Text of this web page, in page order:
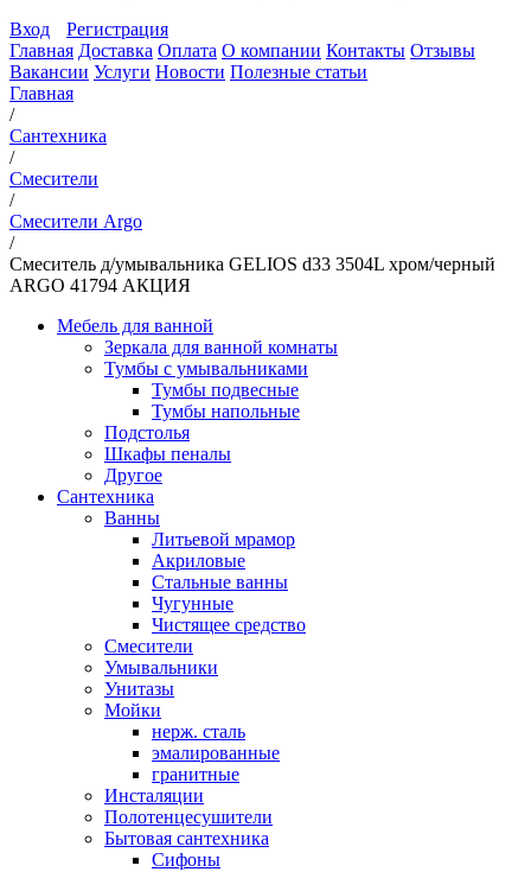
Вход
Регистрация
Главная Доставка Оплата О компании Контакты Отзывы
Вакансии Услуги Новости Полезные статьи
Главная
/
Сантехника
/
Смесители
/
Смесители Argo
/
Смеситель д/умывальника GELIOS d33 3504L хром/черный
ARGO 41794 АКЦИЯ
Мебель для ванной
Зеркала для ванной комнаты
Тумбы с умывальниками
Тумбы подвесные
Тумбы напольные
Подстолья
Шкафы пеналы
Другое
Сантехника
Ванны
Литьевой мрамор
Акриловые
Стальные ванны
Чугунные
Чистящее средство
Смесители
Умывальники
Унитазы
Мойки
нерж. сталь
эмалированные
гранитные
Инсталяции
Полотенцесушители
Бытовая сантехника
Сифоны